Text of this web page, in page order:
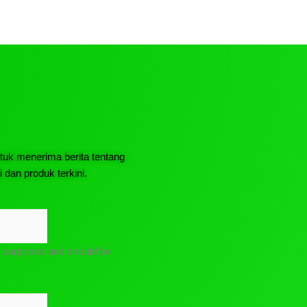
menerima berita tentang
dan produk terkini.
and should be